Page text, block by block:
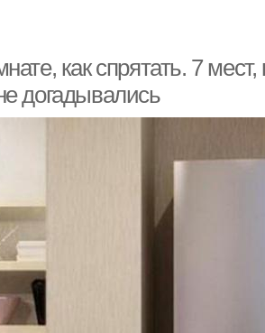
как спрятать. 7
догадывались